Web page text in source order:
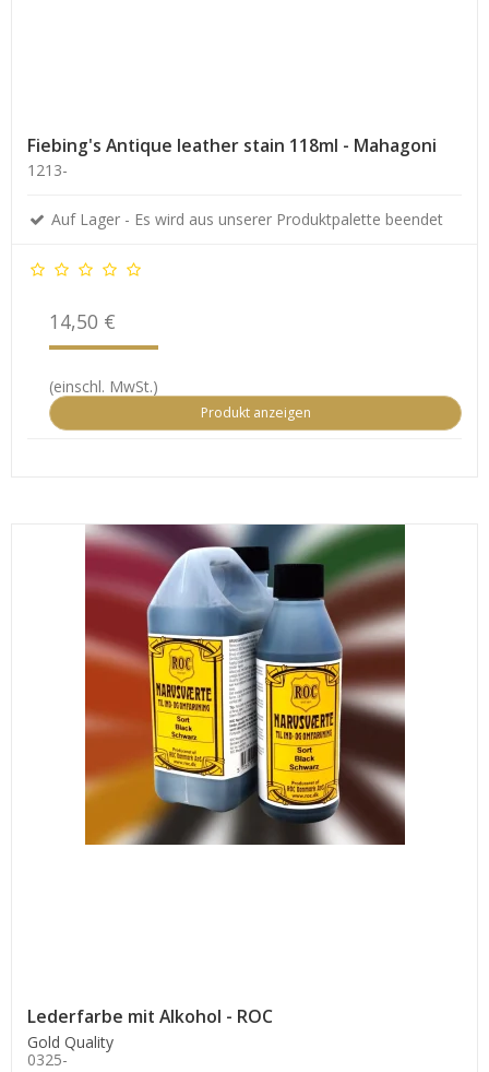
Fiebing's Antique leather stain 118ml - Mahagoni
1213-
Auf Lager - Es wird aus unserer Produktpalette beendet
14,50 €
(einschl. MwSt.)
Produkt anzeigen
Lederfarbe mit Alkohol - ROC
Gold Quality
0325-